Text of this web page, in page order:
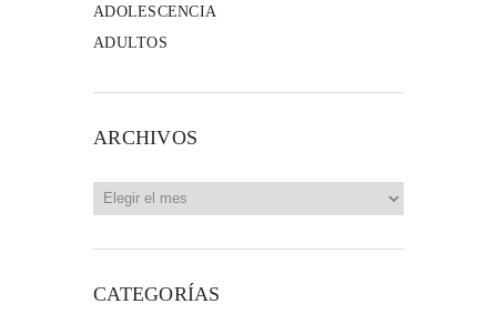
ADOLESCENCIA
ADULTOS
ARCHIVOS
Archivos
CATEGORÍAS